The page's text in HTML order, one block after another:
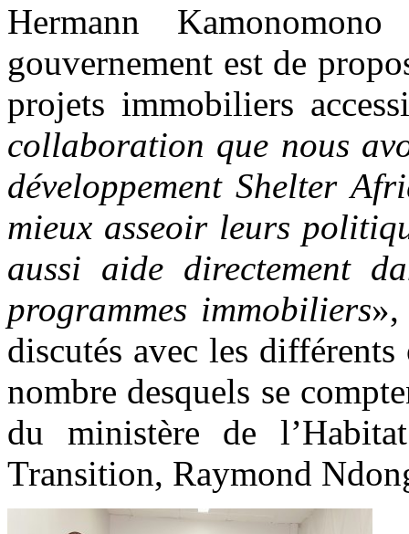
Hermann
gouvernement est de
projets immobiliers
collaboration que nous
développement Shelter
mieux asseoir leurs
aussi aide directement
programmes immobiliers»,
discutés avec les
nombre desquels se
du ministère de
Transition, Raymond